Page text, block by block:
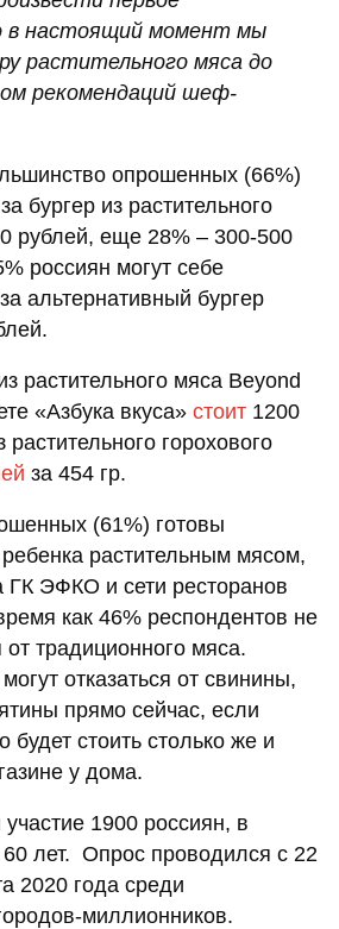
в настоящий момент мы
растительного мяса до
рекомендаций шеф-
опрошенных (66%)
бургер из растительного
рублей, еще 28% – 300-500
россиян могут себе
альтернативный бургер
растительного мяса Beyond
«Азбука вкуса» стоит 1200
горохового
за 454 гр.
(61%) готовы
растительным мясом,
ГК ЭФКО и сети ресторанов
как 46% респондентов не
от традиционного мяса.
отказаться от свинины,
прямо сейчас, если
будет стоить столько же и
у дома.
1900 россиян, в
60 лет. Опрос проводился с 22
2020 года среди
миллионников.